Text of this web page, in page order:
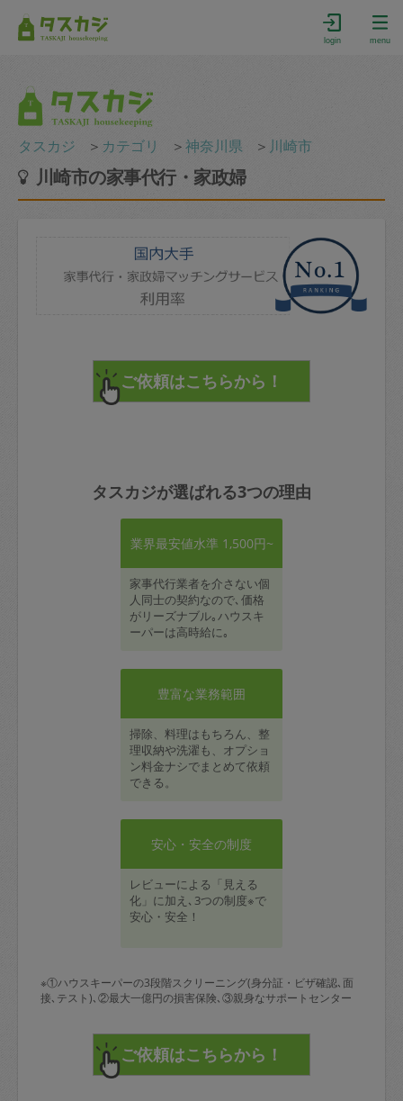
login menu
タスカジ ＞ カテゴリ ＞神奈川県 ＞ 川崎市
川崎市の家事代行・家政婦
タスカジが選ばれる3つの理由
業界最安値水準 1,500円~
家事代行業者を介さない個
人同士の契約なので､価格
がリーズナブル｡ハウスキ
ーパーは高時給に｡
豊富な業務範囲
掃除、料理はもちろん、整
理収納や洗濯も、オプショ
ン料金ナシでまとめて依頼
できる。
安心・安全の制度
レビューによる「見える
化」に加え､3つの制度※で
安心・安全！
※①ハウスキーパーの3段階スクリーニング(身分証・ビザ確認､面
接､テスト)､②最大一億円の損害保険､③親身なサポートセンター